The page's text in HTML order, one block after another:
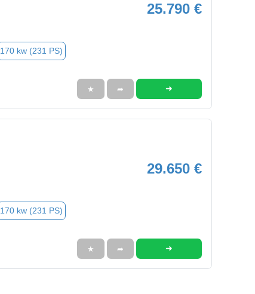
25.790 €
170 kw (231 PS)
★ ➦ ➜
29.650 €
170 kw (231 PS)
★ ➦ ➜